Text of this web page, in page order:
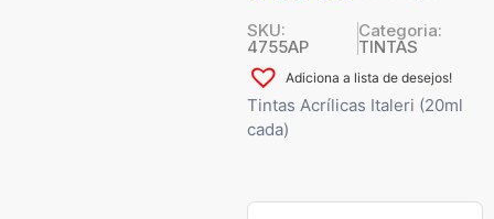
SKU:
4755AP
Categoria:
TINTAS
Adiciona a lista de desejos!
Tintas Acrílicas Italeri (20ml
cada)